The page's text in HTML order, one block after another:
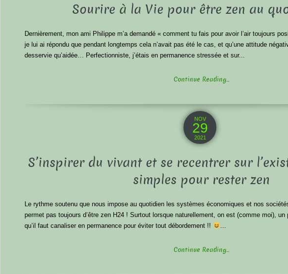
Sourire à la Vie pour être zen au
Dernièrement, mon ami Philippe m’a demandé « comment tu fais pour avoir l’air toujours
je lui ai répondu que pendant longtemps cela n’avait pas été le cas, et qu’une attitude
desservie qu’aidée… Perfectionniste, j’étais en permanence stressée et sur...
Continue Reading...
NOV
29
2021
S’inspirer du vivant et se recentrer sur
simples pour rester zen
Le rythme soutenu que nous impose au quotidien les systèmes économiques et nos
permet pas toujours d’être zen H24 ! Surtout lorsque naturellement, on est (comme moi), un
qu’il faut canaliser en permanence pour éviter tout débordement !!
Continue Reading...